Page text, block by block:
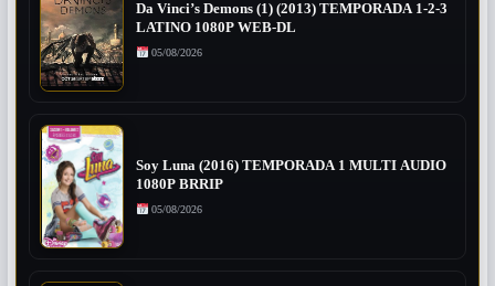
Da Vinci’s Demons (1) (2013) TEMPORADA 1-2-3
LATINO 1080P WEB-DL
05/08/2026
Soy Luna (2016) TEMPORADA 1 MULTI AUDIO
1080P BRRIP
05/08/2026